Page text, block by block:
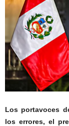
Los portavoces
los errores, el